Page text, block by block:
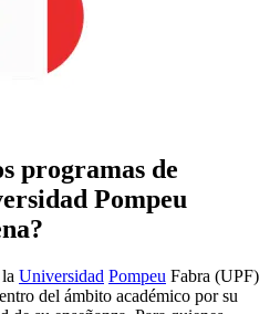
programas de
Pompeu
Universidad Pompeu Fabra (UPF)
del ámbito académico por su